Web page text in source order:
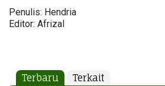
Penulis: Hendria
Editor: Afrizal
Terbaru Terkait